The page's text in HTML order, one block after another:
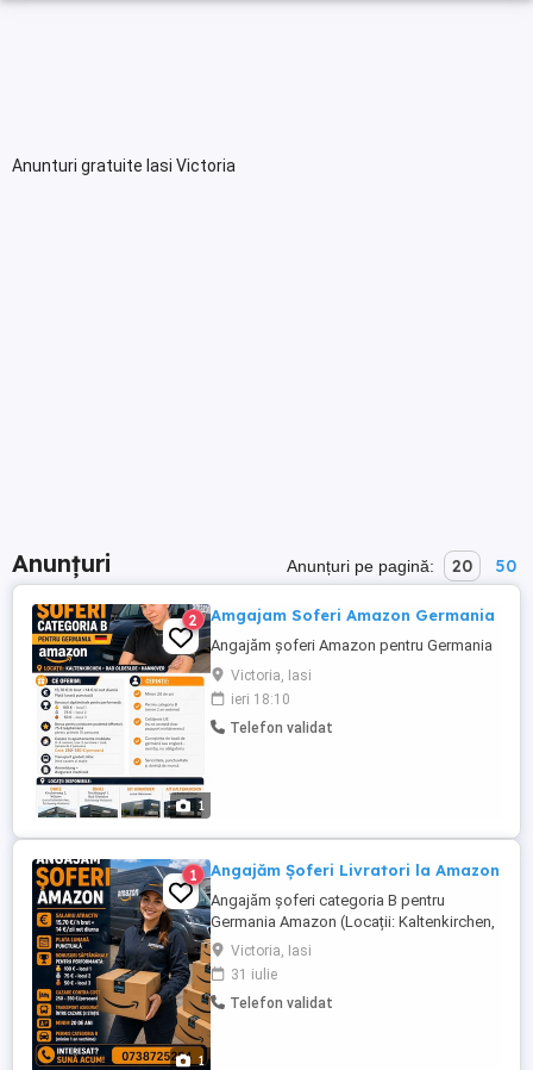
Anunturi gratuite Iasi Victoria
Anunțuri Anunțuri pe pagină: 20 50
1
2 Amgajam Soferi Amazon Germania
Angajăm șoferi Amazon pentru Germania
Victoria, Iasi
ieri 18:10
Telefon validat
1
1 Angajăm Șoferi Livratori la Amazon
Angajăm șoferi categoria B pentru
Germania Amazon (Locații: Kaltenkirchen,
Bad Oldesloe, Hannover) Ce oferim: 15,70
h brut + 14 zi net diurnă Plată lunară
punctuală Bonusuri săptămânale pentru
performanță: 100 locul 1 75 locul 2 50
Victoria, Iasi
31 iulie
Telefon validat